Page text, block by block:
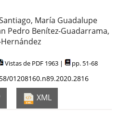
María Guadalupe
Pedro Benítez-Guadarrama,
Vistas de PDF 1963 | pp. 51-68
01208160.n89.2020.2816
XML